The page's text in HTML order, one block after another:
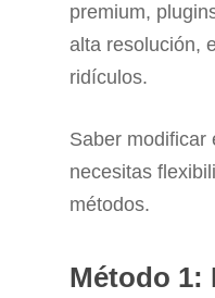
premium,
alta resolución,
ridículos.
Saber modificar
necesitas
métodos.
Método 1: